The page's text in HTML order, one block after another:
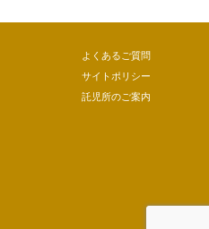
よくあるご質問
サイトポリシー
託児所のご案内